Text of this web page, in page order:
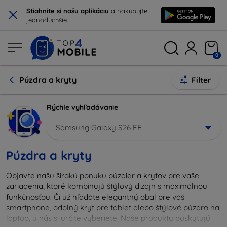
× Stiahnite si našu aplikáciu a nakupujte
jednoduchšie.
0
Púzdra a kryty Filter
Rýchle vyhľadávanie
Samsung Galaxy S26 FE
Púzdra a kryty
Objavte našu širokú ponuku púzdier a krytov pre vaše
zariadenia, ktoré kombinujú štýlový dizajn s maximálnou
funkčnosťou. Či už hľadáte elegantný obal pre váš
smartphone, odolný kryt pre tablet alebo štýlové púzdro na
laptop, u nás si určite vyberiete. Naše produkty poskytujú